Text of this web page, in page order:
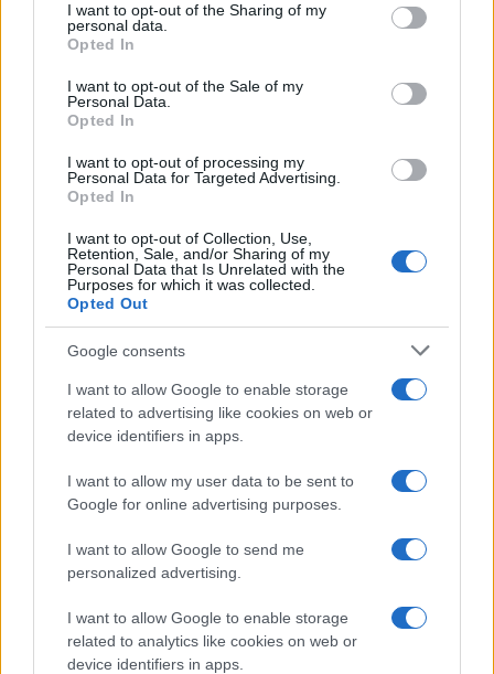
not limited to your visit or usage behaviour. You may click to
grant or deny consent to Google and its third-party tags to
use your data for below specified purposes in below Google
consent section.
I want to opt-out of the Sharing of my
personal data.
Opted In
I want to opt-out of the Sale of my
Personal Data.
Opted In
I want to opt-out of processing my
Personal Data for Targeted Advertising.
Opted In
I want to opt-out of Collection, Use,
Retention, Sale, and/or Sharing of my
Personal Data that Is Unrelated with the
Purposes for which it was collected.
Opted Out
Google consents
I want to allow Google to enable storage
related to advertising like cookies on web or
device identifiers in apps.
I want to allow my user data to be sent to
Google for online advertising purposes.
I want to allow Google to send me
personalized advertising.
I want to allow Google to enable storage
related to analytics like cookies on web or
device identifiers in apps.
Tensões diplomáticas entre Brasil e Argentina: o que está em
Rafael Oliveira · 4 ago 2026
generalizada
Rafael Oliveira · 4 ago 2026
Nome